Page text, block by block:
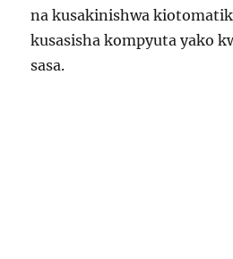
na kusakinishwa
kusasisha kompyuta yako
sasa.